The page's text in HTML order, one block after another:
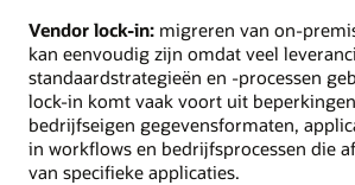
Vendor lock-in: migreren van on-
kan eenvoudig zijn omdat veel
standaardstrategieën en -processen
lock-in komt vaak voort uit
bedrijfseigen gegevensformaten,
in workflows en bedrijfsprocessen die
van specifieke applicaties.